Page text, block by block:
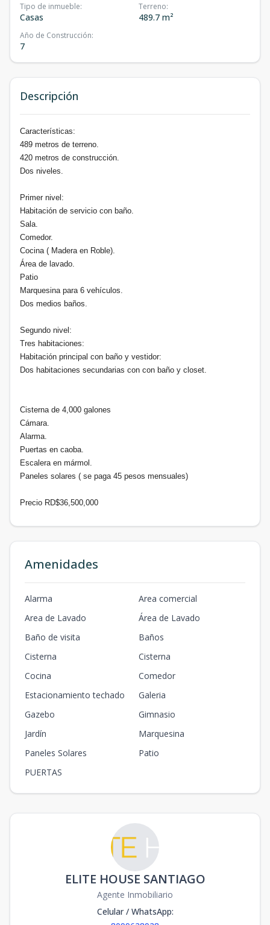
Tipo de inmueble:
Casas
Terreno:
489.7 m²
Año de Construcción:
7
Descripción
Características:
489 metros de terreno.
420 metros de construcción.
Dos niveles.
Primer nivel:
Habitación de servicio con baño.
Sala.
Comedor.
Cocina ( Madera en Roble).
Área de lavado.
Patio
Marquesina para 6 vehículos.
Dos medios baños.
Segundo nivel:
Tres habitaciones:
Habitación principal con baño y vestidor:
Dos habitaciones secundarias con con baño y closet.
Cisterna de 4,000 galones
Cámara.
Alarma.
Puertas en caoba.
Escalera en mármol.
Paneles solares ( se paga 45 pesos mensuales)
Precio RD$36,500,000
Amenidades
Alarma
Area comercial
Area de Lavado
Área de Lavado
Baño de visita
Baños
Cisterna
Cisterna
Cocina
Comedor
Estacionamiento techado
Galeria
Gazebo
Gimnasio
Jardín
Marquesina
Paneles Solares
Patio
PUERTAS
ELITE HOUSE SANTIAGO
Agente Inmobiliario
Celular / WhatsApp: